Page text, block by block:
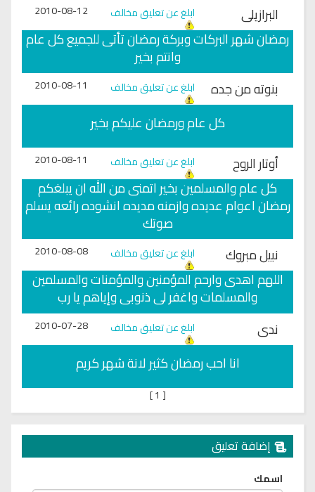
البرازيلى
ابلغ عن تعليق مخالف 2010-08-12
رمضان شهر البركات وبركة رمضان تأتى للجميع كل عام
وانتم بخير
بنوته من جده
ابلغ عن تعليق مخالف 2010-08-11
كل عام ورمضان عليكم بخير
أوتار الروح
ابلغ عن تعليق مخالف 2010-08-11
كل عام والمسلمين بخير اتمنى من الله ان يبلغكم
رمضان اعوام عديده وازمنه مديده انشوده رائعه يسلم
صوتك
نبيل مبروك
ابلغ عن تعليق مخالف 2010-08-08
اللهم اهدى وارحم المؤمنين والمؤمنات والمسلمين
والمسلمات واغفر لى ذنوبى وإياهم يا رب
ندى
ابلغ عن تعليق مخالف 2010-07-28
انا احب رمضان كثير لانة شهر كريم
[
]
إضافة تعليق
اسمك